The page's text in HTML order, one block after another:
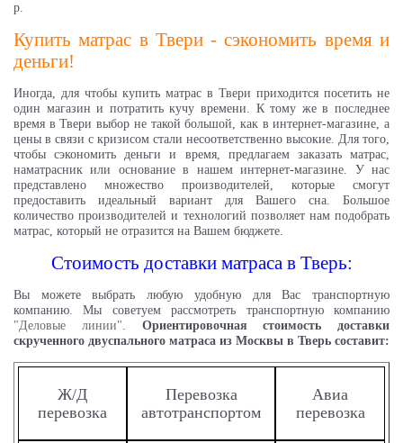
р.
Купить матрас в Твери - сэкономить время и
деньги!
Иногда, для чтобы купить матрас в Твери приходится посетить не
один магазин и потратить кучу времени. К тому же в последнее
время вТвери выбор не такой большой, как в интернет-магазине, а
цены в связи с кризисом стали несоответственно высокие. Для того,
чтобы сэкономить деньги и время, предлагаем заказать матрас,
наматрасник или основание в нашем интернет-магазине. У нас
представлено множество производителей, которые смогут
предоставить идеальный вариант для Вашего сна. Большое
количество производителей и технологий позволяет нам подобрать
матрас, который не отразится на Вашем бюджете.
Стоимость доставки матраса в Тверь:
Вы можете выбрать любую удобную для Вас транспортную
компанию. Мы советуем рассмотреть транспортную компанию
"Деловые линии". Ориентировочная стоимость доставки
скрученного двуспального матраса из Москвы в Тверь составит:
Ж/Д
перевозка
Перевозка
автотранспортом
Авиа
перевозка